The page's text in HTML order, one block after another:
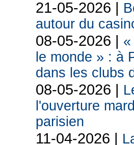
21-05-2026 |
autour du
08-05-2026 |
le monde » : à
dans les clubs
08-05-2026 |
l'ouverture
parisien
11-04-2026 |